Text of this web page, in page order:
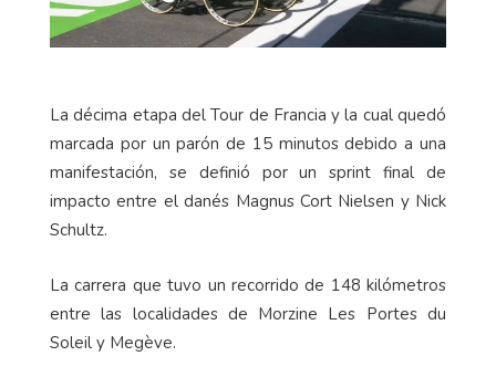
La décima etapa del Tour de Francia y la cual quedó
marcada por un parón de 15 minutos debido a una
manifestación, se definió por un sprint final de
impacto entre el danés Magnus Cort Nielsen y Nick
Schultz.
La carrera que tuvo un recorrido de 148 kilómetros
entre las localidades de Morzine Les Portes du
Soleil y Megève.